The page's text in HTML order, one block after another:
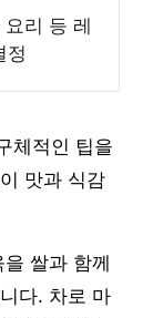
리 등 레
정
체적인 팁을
맛과 식감
쌀과 함께
다. 차로 마